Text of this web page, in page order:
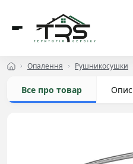
Опалення Рушникосушки
Все про товар Опис